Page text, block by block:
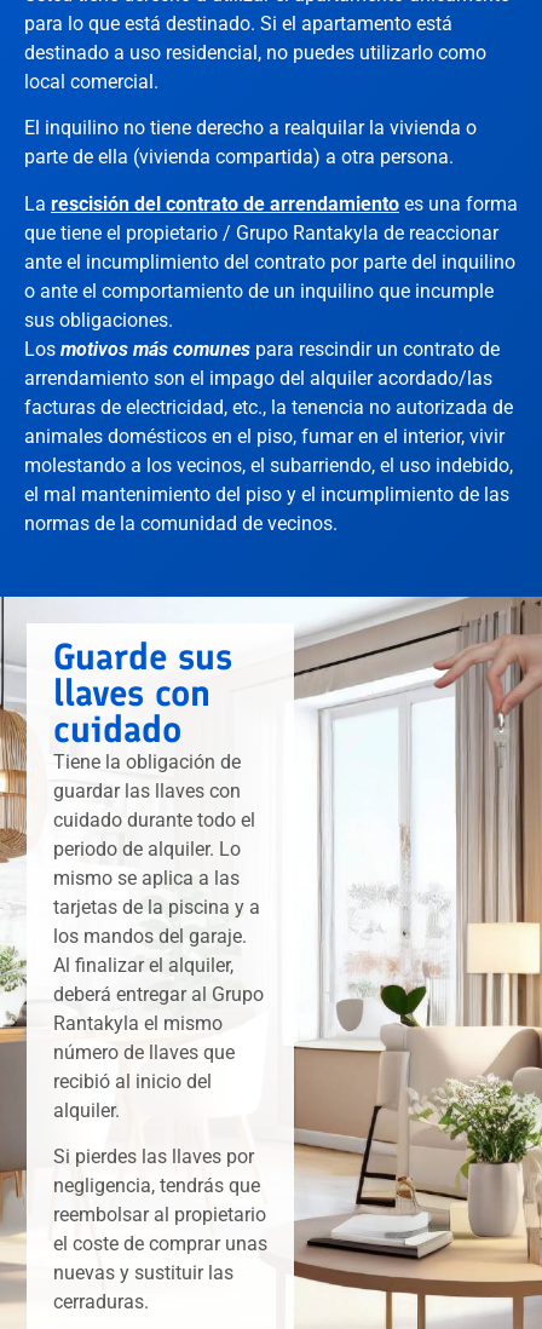
para lo que está destinado. Si el apartamento está
destinado a uso residencial, no puedes utilizarlo como
local comercial.
El inquilino no tiene derecho a realquilar la vivienda o
parte de ella (vivienda compartida) a otra persona.
La rescisión del contrato de arrendamiento es una forma
que tiene el propietario / Grupo Rantakyla de reaccionar
ante el incumplimiento del contrato por parte del inquilino
o ante el comportamiento de un inquilino que incumple
sus obligaciones.
Los motivos más comunes para rescindir un contrato de
arrendamiento son el impago del alquiler acordado/las
facturas de electricidad, etc., la tenencia no autorizada de
animales domésticos en el piso, fumar en el interior, vivir
molestando a los vecinos, el subarriendo, el uso indebido,
el mal mantenimiento del piso y el incumplimiento de las
normas de la comunidad de vecinos.
Guarde sus
llaves con
cuidado
Tiene la obligación de
guardar las llaves con
cuidado durante todo el
periodo de alquiler. Lo
mismo se aplica a las
tarjetas de la piscina y a
los mandos del garaje.
Al finalizar el alquiler,
deberá entregar al Grupo
Rantakyla el mismo
número de llaves que
recibió al inicio del
alquiler.
Si pierdes las llaves por
negligencia, tendrás que
reembolsar al propietario
el coste de comprar unas
nuevas y sustituir las
cerraduras.